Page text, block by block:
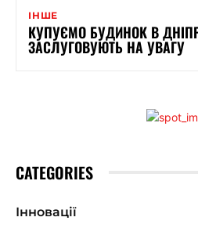
ІНШЕ
КУПУЄМО БУДИНОК В
ЗАСЛУГОВУЮТЬ НА УВАГУ
CATEGORIES
Інновації